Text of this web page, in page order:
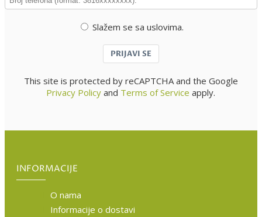
Slažem se sa uslovima.
PRIJAVI SE
This site is protected by reCAPTCHA and the Google
Privacy Policy and Terms of Service apply.
INFORMACIJE
O nama
Informacije o dostavi